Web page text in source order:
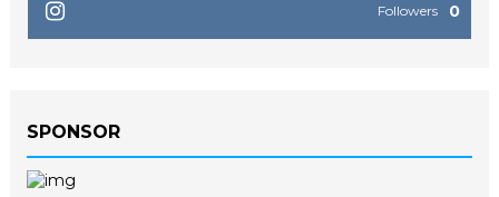
0
Followers
SPONSOR